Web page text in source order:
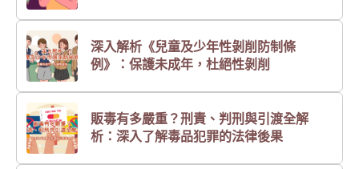
深入解析《兒童及少年性剝削防制條
例》：保護未成年，杜絕性剝削
販毒有多嚴重？刑責、判刑與引渡全解
析：深入了解毒品犯罪的法律後果